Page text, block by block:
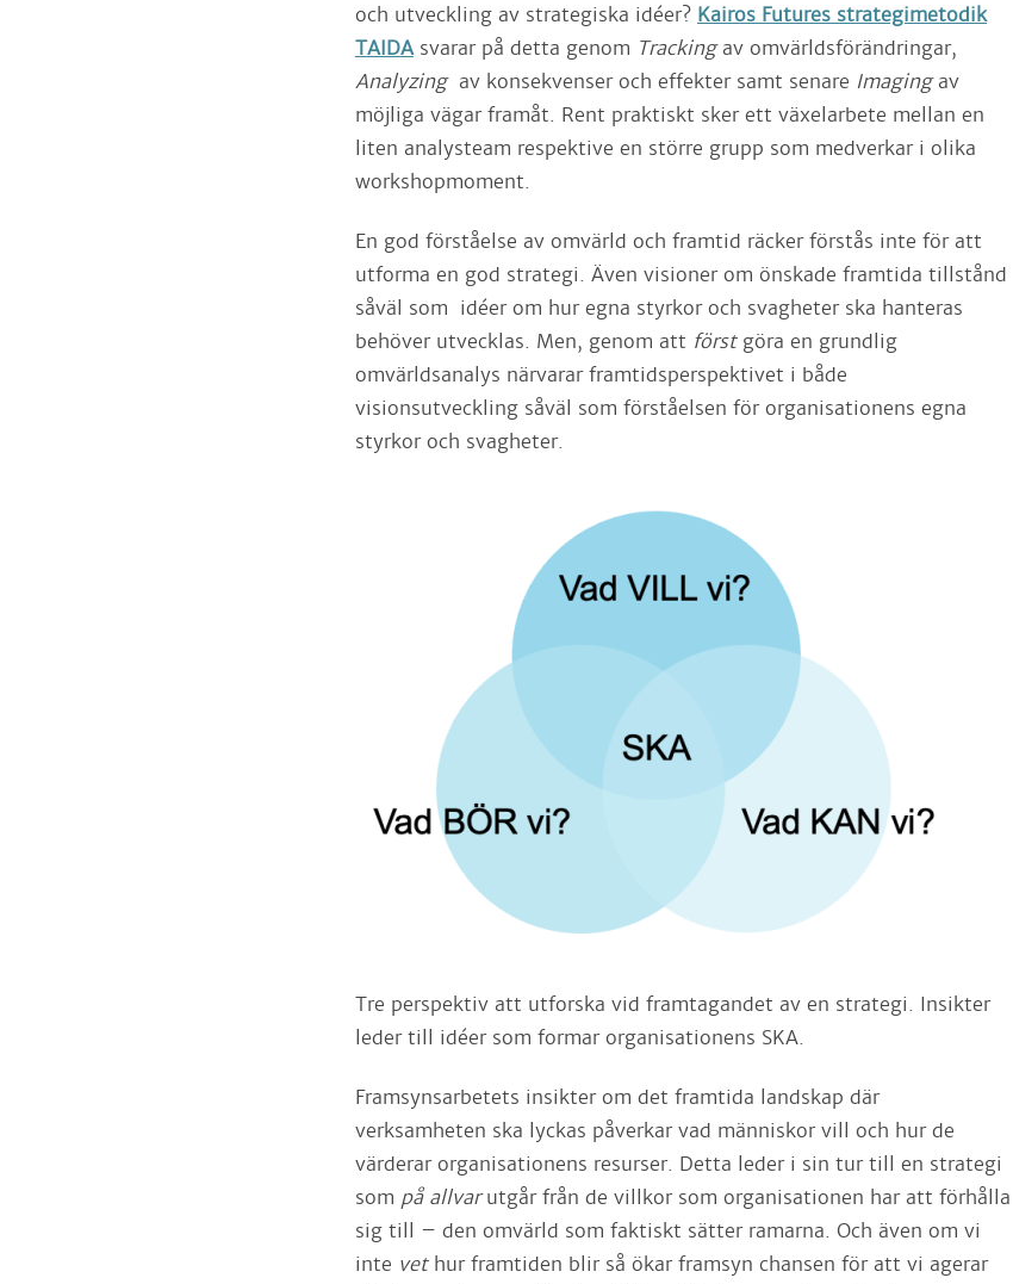
och utveckling av strategiska idéer? Kairos Futures strategimetodik
TAIDAsvarar på detta genom Trackingav omvärldsförändringar,
Analyzing av konsekvenser och effekter samt senare Imagingav
möjliga vägar framåt. Rent praktiskt sker ett växelarbete mellan en
liten analysteam respektive en större grupp som medverkar i olika
workshopmoment.
En god förståelse av omvärld och framtid räcker förstås inte för att
utforma en god strategi. Även visioner om önskade framtida tillstånd
såväl som idéer om hur egna styrkor och svagheter ska hanteras
behöver utvecklas. Men, genom att förstgöra en grundlig
omvärldsanalys närvarar framtidsperspektivet i både
visionsutveckling såväl som förståelsen för organisationens egna
styrkor och svagheter.
Tre perspektiv att utforska vid framtagandet av en strategi. Insikter
leder till idéer som formar organisationens SKA.
Framsynsarbetets insikter om det framtida landskap där
verksamheten ska lyckas påverkar vad människor vill och hur de
värderar organisationens resurser. Detta leder i sin tur till en strategi
som på allvarutgår från de villkor som organisationen har att förhålla
sig till – den omvärld som faktiskt sätter ramarna. Och även om vi
inte vethur framtiden blir så ökar framsyn chansen för att vi agerar